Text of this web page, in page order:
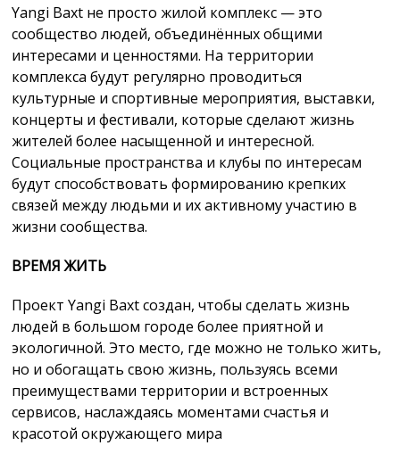
Yangi Baxt не просто жилой комплекс — это
сообщество людей, объединённых общими
интересами и ценностями. На территории
комплекса будут регулярно проводиться
культурные и спортивные мероприятия, выставки,
концерты и фестивали, которые сделают жизнь
жителей более насыщенной и интересной.
Социальные пространства и клубы по интересам
будут способствовать формированию крепких
связей между людьми и их активному участию в
жизни сообщества.
ВРЕМЯ ЖИТЬ
Проект Yangi Baxt создан, чтобы сделать жизнь
людей в большом городе более приятной и
экологичной. Это место, где можно не только жить,
но и обогащать свою жизнь, пользуясь всеми
преимуществами территории и встроенных
сервисов, наслаждаясь моментами счастья и
красотой окружающего мира